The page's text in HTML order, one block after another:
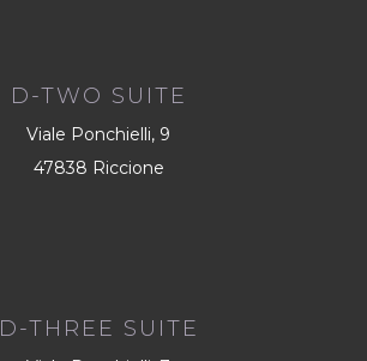
D-TWO SUITE
Viale Ponchielli, 9
47838 Riccione
D-THREE SUITE